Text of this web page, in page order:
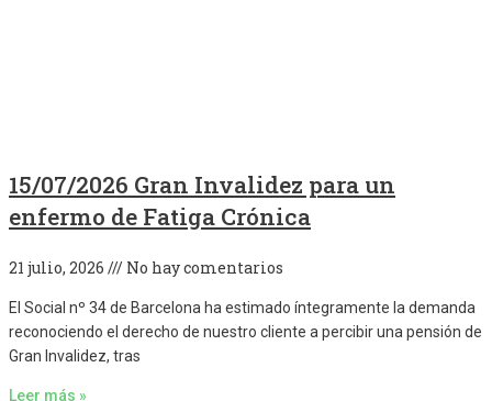
15/07/2026 Gran Invalidez para un
enfermo de Fatiga Crónica
21 julio, 2026 No hay comentarios
El Social nº 34 de Barcelona ha estimado íntegramente la demanda
reconociendo el derecho de nuestro cliente a percibir una pensión de
Gran Invalidez, tras
Leer más »